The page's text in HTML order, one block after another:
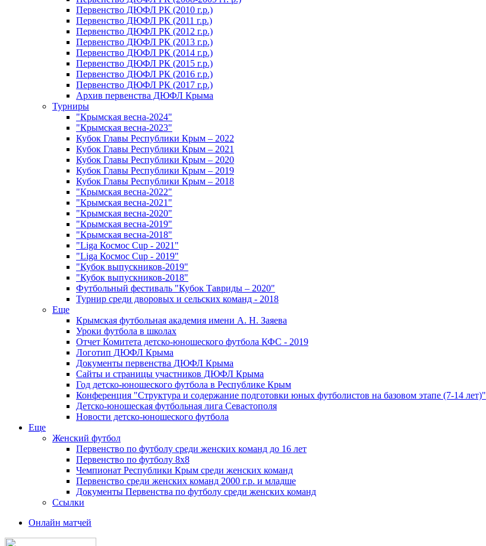
Первенство ДЮФЛ РК (2010 г.р.)
Первенство ДЮФЛ РК (2011 г.р.)
Первенство ДЮФЛ РК (2012 г.р.)
Первенство ДЮФЛ РК (2013 г.р.)
Первенство ДЮФЛ РК (2014 г.р.)
Первенство ДЮФЛ РК (2015 г.р.)
Первенство ДЮФЛ РК (2016 г.р.)
Первенство ДЮФЛ РК (2017 г.р.)
Архив первенства ДЮФЛ Крыма
Турниры
"Крымская весна-2024"
"Крымская весна-2023"
Кубок Главы Республики Крым – 2022
Кубок Главы Республики Крым – 2021
Кубок Главы Республики Крым – 2020
Кубок Главы Республики Крым – 2019
Кубок Главы Республики Крым – 2018
"Крымская весна-2022"
"Крымская весна-2021"
"Крымская весна-2020"
"Крымская весна-2019"
"Крымская весна-2018"
"Liga Космос Cup - 2021"
"Liga Космос Cup - 2019"
"Кубок выпускников-2019"
"Кубок выпускников-2018"
Футбольный фестиваль "Кубок Тавриды – 2020"
Турнир среди дворовых и сельских команд - 2018
Еще
Крымская футбольная академия имени А. Н. Заяева
Уроки футбола в школах
Отчет Комитета детско-юношеского футбола КФС - 2019
Логотип ДЮФЛ Крыма
Документы первенства ДЮФЛ Крыма
Сайты и страницы участников ДЮФЛ Крыма
Год детско-юношеского футбола в Республике Крым
Конференция "Структура и содержание подготовки юных футболистов на базовом этапе (7-14 лет)"
Детско-юношеская футбольная лига Севастополя
Новости детско-юношеского футбола
Еще
Женский футбол
Первенство по футболу среди женских команд до 16 лет
Первенство по футболу 8х8
Чемпионат Республики Крым среди женских команд
Первенство среди женских команд 2000 г.р. и младше
Документы Первенства по футболу среди женских команд
Ссылки
Онлайн матчей